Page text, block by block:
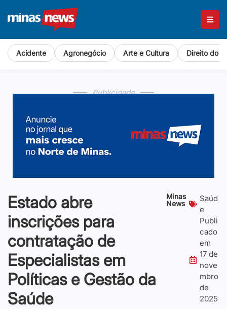
Acidente Agronegócio Arte e Cultura Direito do
Publicidade
Publicidade
Publicidade
Publicidade
Minas
News
Saúd
e
Publi
cado
em
17 de
nove
mbro
de
2025
Estado abre
inscrições para
contratação de
Especialistas em
Políticas e Gestão da
Saúde